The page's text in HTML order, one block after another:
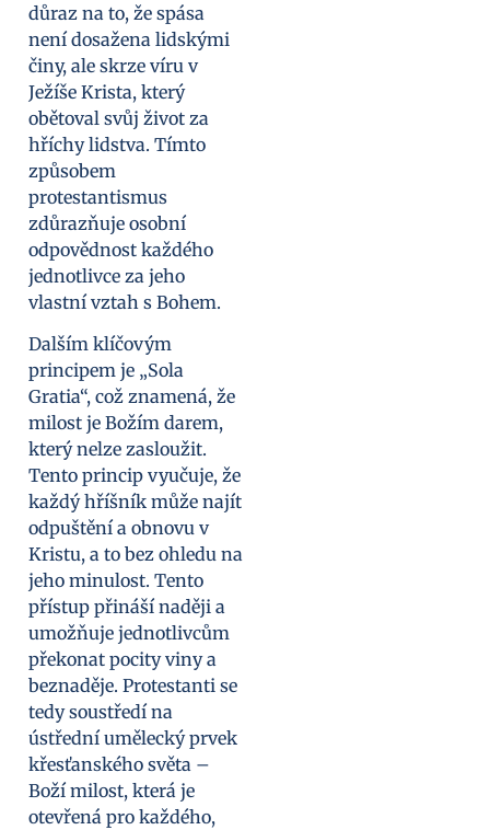
důraz na to, že spása
není dosažena lidskými
činy, ale skrze víru v
Ježíše Krista, který
obětoval svůj život za
hříchy lidstva. Tímto
způsobem
protestantismus
zdůrazňuje osobní
odpovědnost každého
jednotlivce za jeho
vlastní vztah s Bohem.
Dalším klíčovým
principem je „Sola
Gratia“, což znamená, že
milost je Božím darem,
který nelze zasloužit.
Tento princip vyučuje, že
každý hříšník může najít
odpuštění a obnovu v
Kristu, a to bez ohledu na
jeho minulost. Tento
přístup přináší naději a
umožňuje jednotlivcům
překonat pocity viny a
beznaděje. Protestanti se
tedy soustředí na
ústřední umělecký prvek
křesťanského světa –
Boží milost, která je
otevřená pro každého,